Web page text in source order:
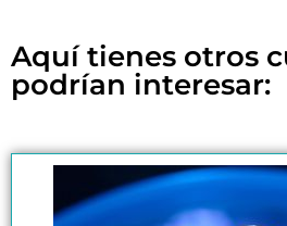
Aquí tienes otros
podrían interesar: